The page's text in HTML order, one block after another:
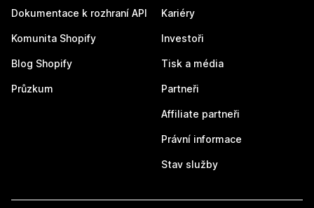
Dokumentace k rozhraní API
Komunita Shopify
Blog Shopify
Průzkum
Kariéry
Investoři
Tisk a média
Partneři
Affiliate partneři
Právní informace
Stav služby